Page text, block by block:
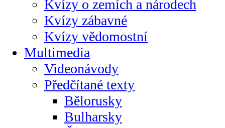
Kvízy o zemích a národech
Kvízy zábavné
Kvízy vědomostní
Multimedia
Videonávody
Předčítané texty
Bělorusky
Bulharsky